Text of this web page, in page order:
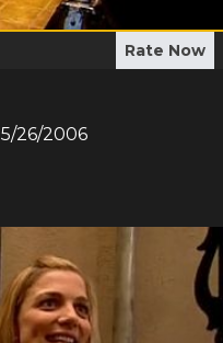
Rate Now
5/26/2006